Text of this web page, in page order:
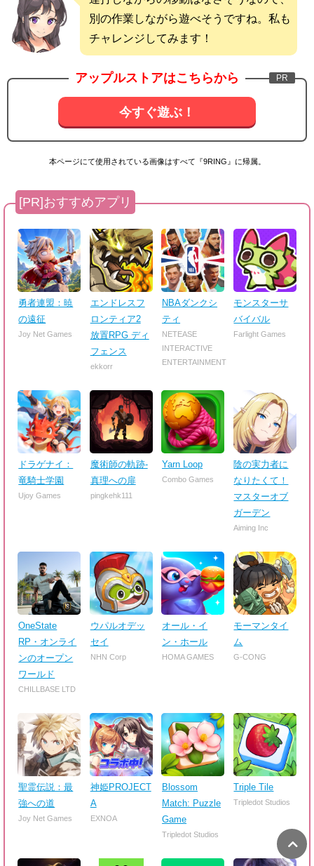
別の作業しながら遊べそうですね。私も
チャレンジしてみます！
アップルストアはこちらから
今すぐ遊ぶ！
本ページにて使用されている画像はすべて『9RING』に帰属。
勇者連盟：暁
の遠征
Joy Net Games
エンドレスフ
ロンティア2
放置RPG ディ
フェンス
ekkorr
NBAダンクシ
ティ
NETEASE
INTERACTIVE
ENTERTAINMENT
モンスターサ
バイバル
Farlight Games
ドラゲナイ：
竜騎士学園
Ujoy Games
魔術師の軌跡-
真理への扉
pingkehk111
Yarn Loop
Combo Games
陰の実力者に
なりたくて！
マスターオブ
ガーデン
Aiming Inc
OneState
RP・オンライ
ンのオープン
ワールド
CHILLBASE LTD
ウパルオデッ
セイ
NHN Corp
オール・イ
ン・ホール
HOMA GAMES
モーマンタイ
ム
G-CONG
聖霊伝説：最
強への道
Joy Net Games
神姫PROJECT
A
EXNOA
Blossom
Match: Puzzle
Game
Tripledot Studios
Triple Tile
Tripledot Studios